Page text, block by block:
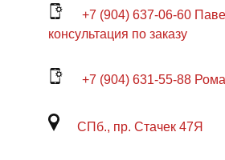
+7 (904) 637-06-60
консультация по заказу
+7 (904) 631-55-88
СПб., пр. Стачек 47Я